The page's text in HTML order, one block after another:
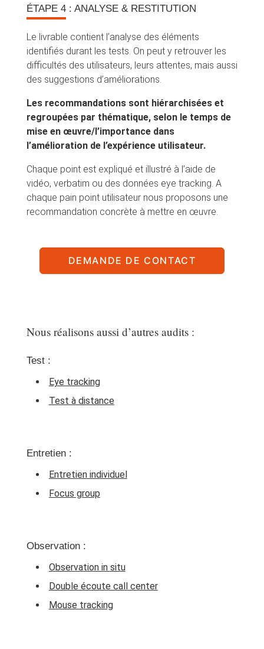
ÉTAPE 4: ANALYSE & RESTITUTION
Le livrable contient l’analyse des éléments
identifiés durant les tests. On peut y retrouver les
difficultés des utilisateurs, leurs attentes, mais aussi
des suggestions d’améliorations.
Les recommandations sont hiérarchisées et
regroupées par thématique, selon le temps de
mise en œuvre/l’importance dans
l’amélioration de l’expérience utilisateur.
Chaque point est expliqué et illustré à l’aide de
vidéo, verbatim ou des données eye tracking. A
chaque pain point utilisateur nous proposons une
recommandation concrète à mettre en œuvre.
DEMANDE DE CONTACT
Nous réalisons aussi d’autres audits :
Test :
Eye tracking
Test à distance
Entretien :
Entretien individuel
Focus group
Observation :
Observation in situ
Double écoute call center
Mouse tracking